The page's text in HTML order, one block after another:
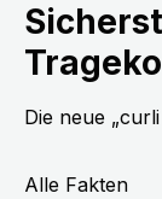
Die neue
Alle Fakten